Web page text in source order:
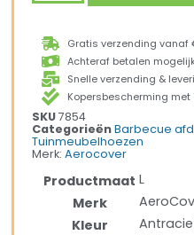
Gratis verzending vanaf
Achteraf betalen
Snelle verzending &
Kopersbescherming met
SKU7854
Categorieën Barbecue
Tuinmeubelhoezen
Merk:Aerocover
Productmaat L
Merk
Kleur